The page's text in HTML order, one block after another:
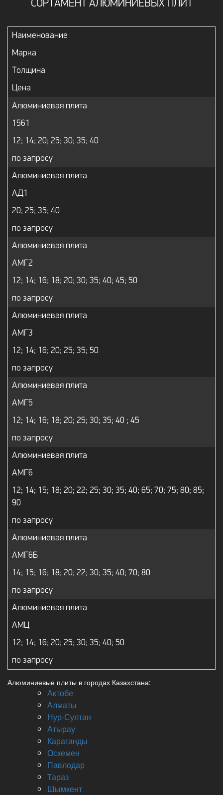
СОРТАМЕНТ АЛЮМИНИЕВЫХ ПЛИТ
Наименование
Марка
Толщина
Цена
Алюминиевая плита
1561
12; 14; 20; 25; 30; 35; 40
по запросу
Алюминиевая плита
АД1
20; 25; 35; 40
по запросу
Алюминиевая плита
АМГ2
12; 14; 16; 18; 20; 30; 35; 40; 45; 50
по запросу
Алюминиевая плита
АМГ3
12; 14; 16; 20; 25; 35; 50
по запросу
Алюминиевая плита
АМГ5
12; 14; 16; 18; 20; 25; 30; 35; 40 ; 45
по запросу
Алюминиевая плита
АМГ6
12; 14; 15; 18; 20; 22; 25; 30; 35; 40; 65; 70; 75; 80; 85;
90
по запросу
Алюминиевая плита
АМГ6Б
14; 15; 16; 18; 20; 22; 30; 35; 40; 70; 80
по запросу
Алюминиевая плита
АМЦ
12; 14; 16; 20; 25; 30; 35; 40; 50
по запросу
Алюминиевые плиты в городах Казахстана:
Актобе
Алматы
Нур-Султан
Атырау
Караганды
Оскемен
Павлодар
Тараз
Шымкент